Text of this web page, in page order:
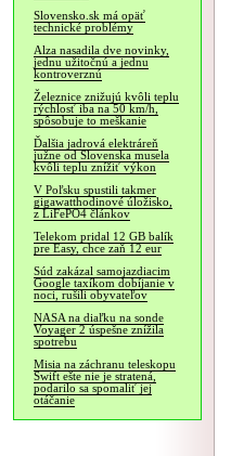
Slovensko.sk má opäť
technické problémy
Alza nasadila dve novinky,
jednu užitočnú a jednu
kontroverznú
Železnice znižujú kvôli teplu
rýchlosť iba na 50 km/h,
spôsobuje to meškanie
Ďalšia jadrová elektráreň
južne od Slovenska musela
kvôli teplu znížiť výkon
V Poľsku spustili takmer
gigawatthodinové úložisko,
z LiFePO4 článkov
Telekom pridal 12 GB balík
pre Easy, chce zaň 12 eur
Súd zakázal samojazdiacim
Google taxíkom dobíjanie v
noci, rušili obyvateľov
NASA na diaľku na sonde
Voyager 2 úspešne znížila
spotrebu
Misia na záchranu teleskopu
Swift ešte nie je stratená,
podarilo sa spomaliť jej
otáčanie